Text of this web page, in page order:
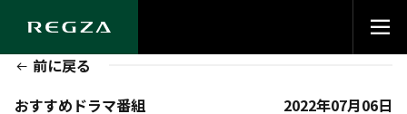
前に戻る
おすすめドラマ番組
2022年07月06日